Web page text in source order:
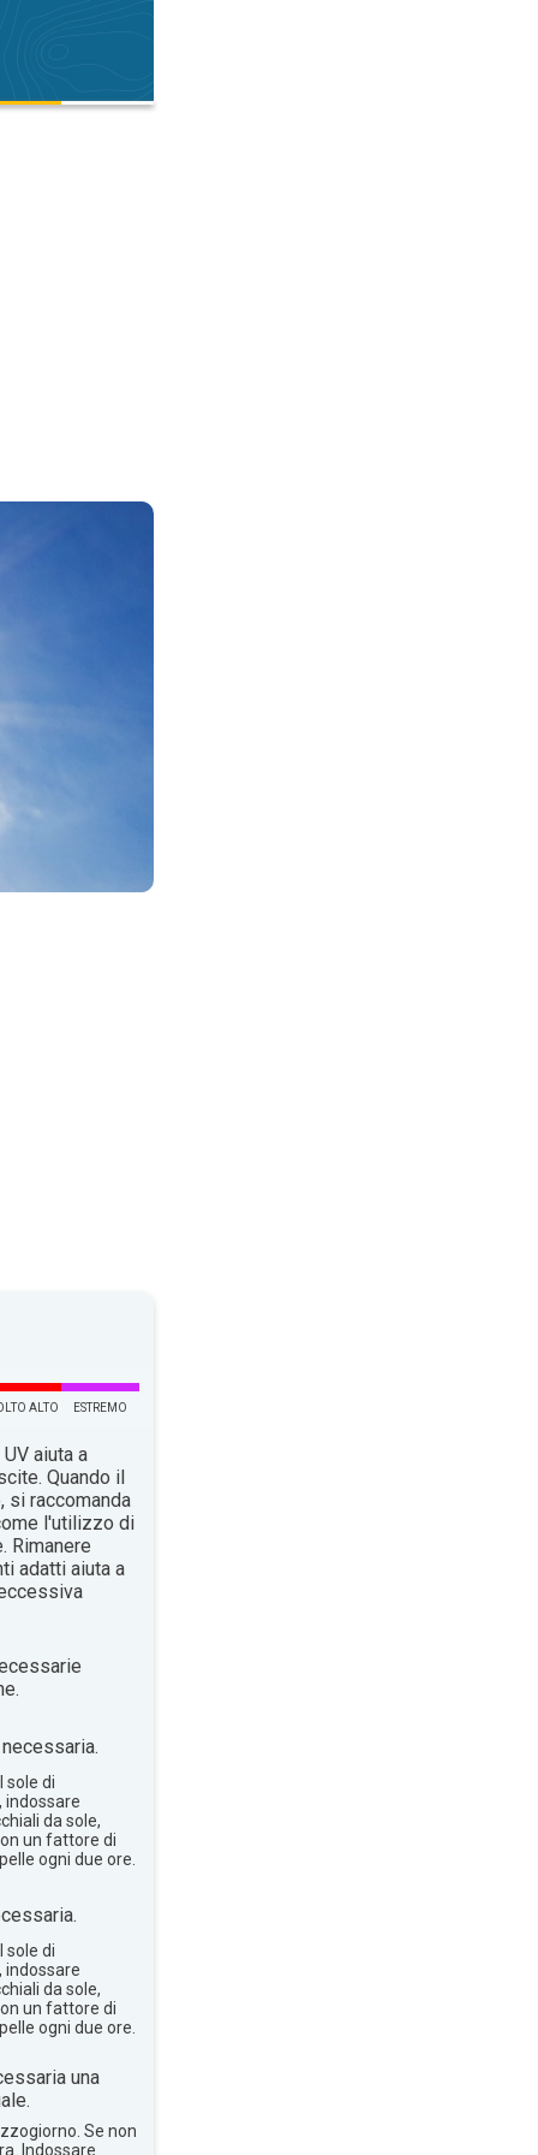
ALTO ESTREMO
aiuta a
Quando il
si raccomanda
l'utilizzo di
Rimanere
adatti aiuta a
sole di
indossare
da sole,
un fattore di
ogni due ore.
sole di
indossare
da sole,
un fattore di
ogni due ore.
una
Se non
Indossare